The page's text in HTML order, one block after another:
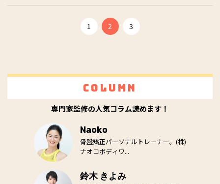
1 2 3
Column
専門家監修の人気コラム読めます！
Naoko
骨盤矯正パーソナルトレーナー。(株)
ナオコボディワ...
鈴木 きよみ